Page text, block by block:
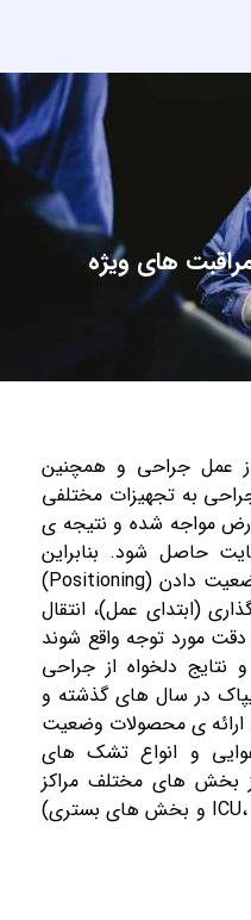
های ویژه
عمل جراحی و همچنین
به تجهیزات مختلفی
مواجه شده و نتیجه ی
حاصل شود. بنابراین
ضروری است مواردی از قبیل وضعیت دادن (Positioning)
(ابتدای عمل)، انتقال
مورد توجه واقع شوند
دلخواه از جراحی
در سال های گذشته و
ارائه ی محصولات وضعیت
و انواع تشک های
بخش های مختلف مراکز
درمانی (اتاق عمل، ICU، CCU، NICU و بخش های بستری)